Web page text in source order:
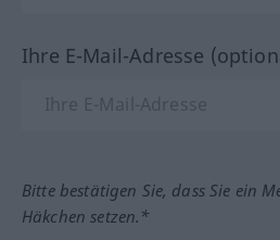
Ihre E-Mail-Adresse
Bitte bestätigen Sie, dass Sie ein
Häkchen setzen.*